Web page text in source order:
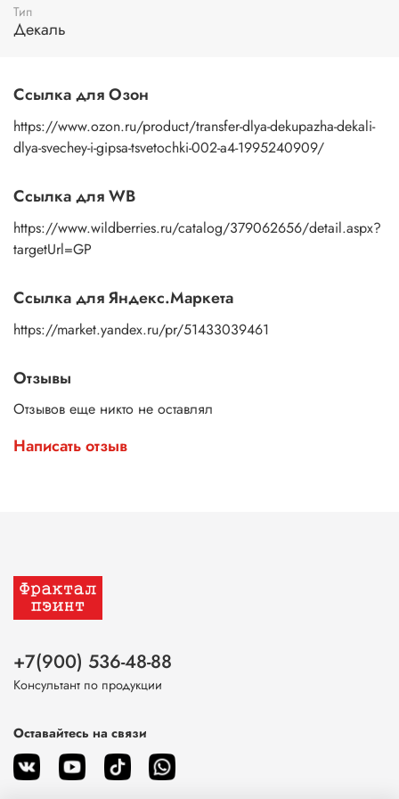
пальцами бумажную основу, сдвигаете ее на себя.
Рисунок остается на изделии. Сразу после нанесения
изображение любым покрывным лаком. Отлично
подойдет акриловый лак на водной основе, матовый,
глянцевый, полуглянцевый.
Тип
Декаль
Ссылка для Озон
https://www.ozon.ru/product/transfer-dlya-dekupazha-dekali-
dlya-svechey-i-gipsa-tsvetochki-002-a4-1995240909/
Ссылка для WB
https://www.wildberries.ru/catalog/379062656/detail.aspx?
targetUrl=GP
Ссылка для Яндекс.Маркета
https://market.yandex.ru/pr/51433039461
Отзывы
Отзывов еще никто не оставлял
Написать отзыв
+7(900) 536-48-88
Консультант по продукции
Оставайтесь на связи